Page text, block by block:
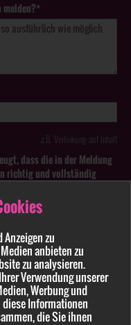
zu
anbieten zu
zu analysieren.
Verwendung unserer
Werbung und
Informationen
die Sie ihnen
melden?*
z.B. Verlinkung auf Inhalt
dass die in der Meldung
richtig und vollständig
sein.
Pflichtfelder sind mit * markiert
.